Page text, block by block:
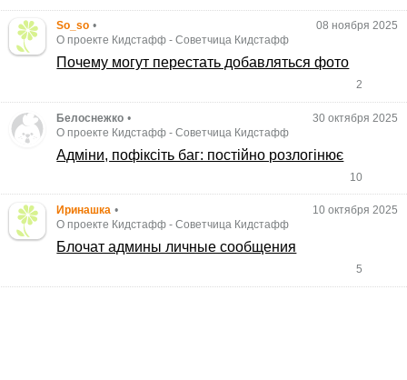
So_so •
08 ноября 2025
О проекте Кидстафф -Советчица Кидстафф
Почему могут перестать добавляться фото
2
Белоснежко •
30 октября 2025
О проекте Кидстафф -Советчица Кидстафф
Адміни, пофіксіть баг: постійно розлогінює
10
Иринашка •
10 октября 2025
О проекте Кидстафф -Советчица Кидстафф
Блочат админы личные сообщения
5